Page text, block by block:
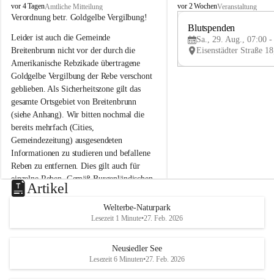
B
r
i
t
e
n
b
r
u
n
n
a
m
N
e
u
s
d
S
vor 4 TagenAmtliche Mitteilung
Verordnung betr. Goldgelbe Vergilbung!
Leider ist auch die Gemeinde
Breitenbrunn nicht vor der durch die
Amerikanische Rebzikade übertragene
Goldgelbe Vergilbung der Rebe verschont
geblieben. Als Sicherheitszone gilt das
gesamte Ortsgebiet von Breitenbrunn
(siehe Anhang). Wir bitten nochmal die
bereits mehrfach (Cities,
Gemeindezeitung) ausgesendeten
Informationen zu studieren und befallene
Reben zu entfernen. Dies gilt auch für
einzelne Reben. Gemäß Burgenländischen
Weinbaugesetz sind nicht gepflegte oder
unzulässige Weingärten zu roden! Bitte
helfen wir zusammen um unsere Winzer
vor den prognostizierten Ernteausfällen
und den daraus folgenden wirtschaftlichen
B
e
u
e
d
r
S
vor 2 WochenVeranstaltung
Blutspenden
Sa., 29. Aug., 07:00 -
Artikel
Welterbe-Naturpark
Lesezeit 1 Minute•27. Feb. 2026
Neusiedler See
Lesezeit 6 Minuten•27. Feb. 2026